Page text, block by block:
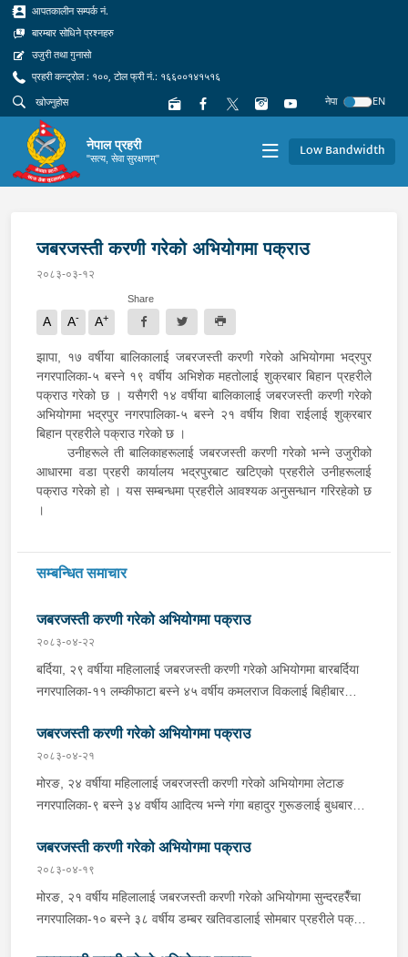
आपतकालीन सम्पर्क नं.
बारम्बार सोधिने प्रश्नहरु
उजुरी तथा गुनासो
प्रहरी कन्ट्रोल : १००, टोल फ्री नं.: १६६००१४१५१६
नेपा
EN
नेपाल प्रहरी
"सत्य, सेवा सुरक्षणम्" Low Bandwidth
जबरजस्ती करणी गरेको अभियोगमा पक्राउ
२०८३-०३-१२
A A- A+
Share
झापा, १७ वर्षीया बालिकालाई जबरजस्ती करणी गरेको अभियोगमा भद्रपुर
नगरपालिका-५ बस्ने १९ वर्षीय अभिशेक महतोलाई शुक्रबार बिहान प्रहरीले
पक्राउ गरेको छ । यसैगरी १४ वर्षीया बालिकालाई जबरजस्ती करणी गरेको
अभियोगमा भद्रपुर नगरपालिका-५ बस्ने २१ वर्षीय शिवा राईलाई शुक्रबार
बिहान प्रहरीले पक्राउ गरेको छ ।
उनीहरूले ती बालिकाहरूलाई जबरजस्ती करणी गरेको भन्ने उजुरीको
आधारमा वडा प्रहरी कार्यालय भद्रपुरबाट खटिएको प्रहरीले उनीहरूलाई
पक्राउ गरेको हो । यस सम्बन्धमा प्रहरीले आवश्यक अनुसन्धान गरिरहेको छ
।
सम्बन्धित समाचार
जबरजस्ती करणी गरेको अभियोगमा पक्राउ
२०८३-०४-२२
बर्दिया, २९ वर्षीया महिलालाई जबरजस्ती करणी गरेको अभियोगमा बारबर्दिया
नगरपालिका-११ लम्कीफाटा बस्ने ४५ वर्षीय कमलराज विकलाई बिहीबार
करणी गरेको भन्ने उजुरीको आधारमा प्रहरी चौकी कतर्नियाघाटबाट खटिएको
प्रहरीले उनलाई पक्राउ गरेको हो । बाँके, १८ वर्षीया किशोरीलाई जबरजस्ती
करणी गरेको अभियोगमा राप्तीसोनारी गाउँपालिका-१ भम्पा बस्ने ३८ वर्षीय
रूपलाल खुनालाई बिहीबार साँझ प्रहरीले पक्राउ गरेको छ । रूपलालले ती
कार्यालय कोहलपुरबाट खटिएको प्रहरीले उनलाई पक्राउ गरेको हो । यस
सम्बन्धमा प्रहरीले आवश्यक अनुसन्धान गरिरहेको छ ।
जबरजस्ती करणी गरेको अभियोगमा पक्राउ
२०८३-०४-२१
मोरङ, २४ वर्षीया महिलालाई जबरजस्ती करणी गरेको अभियोगमा लेटाङ
नगरपालिका-९ बस्ने ३४ वर्षीय आदित्य भन्ने गंगा बहादुर गुरूङलाई बुधबार
करणी गरेको भन्ने उजुरीको आधारमा इलाका प्रहरी कार्यालय लेटाङबाट
खटिएको प्रहरीले उनलाई पक्राउ गरेको हो । यस सम्बन्धमा प्रहरीले
आवश्यक अनुसन्धान गरिरहेको छ ।
जबरजस्ती करणी गरेको अभियोगमा पक्राउ
२०८३-०४-१९
मोरङ, २१ वर्षीय महिलालाई जबरजस्ती करणी गरेको अभियोगमा सुन्दरहरैँचा
नगरपालिका-१० बस्ने ३८ वर्षीय डम्बर खतिवडालाई सोमबार प्रहरीले पक्राउ